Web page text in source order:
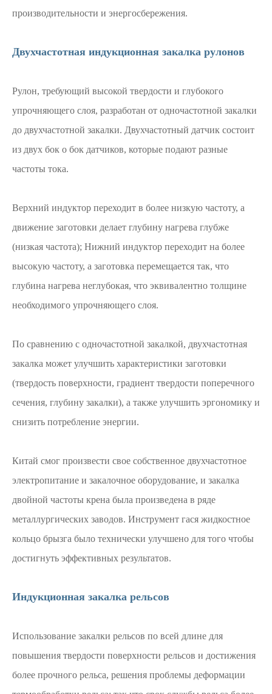
производительности и энергосбережения.
Двухчастотная индукционная закалка рулонов
Рулон, требующий высокой твердости и глубокого
упрочняющего слоя, разработан от одночастотной закалки
до двухчастотной закалки. Двухчастотный датчик состоит
из двух бок о бок датчиков, которые подают разные
частоты тока.
Верхний индуктор переходит в более низкую частоту, а
движение заготовки делает глубину нагрева глубже
(низкая частота); Нижний индуктор переходит на более
высокую частоту, а заготовка перемещается так, что
глубина нагрева неглубокая, что эквивалентно толщине
необходимого упрочняющего слоя.
По сравнению с одночастотной закалкой, двухчастотная
закалка может улучшить характеристики заготовки
(твердость поверхности, градиент твердости поперечного
сечения, глубину закалки), а также улучшить эргономику и
снизить потребление энергии.
Китай смог произвести свое собственное двухчастотное
электропитание и закалочное оборудование, и закалка
двойной частоты крена была произведена в ряде
металлургических заводов. Инструмент гася жидкостное
кольцо брызга было технически улучшено для того чтобы
достигнуть эффективных результатов.
Индукционная закалка рельсов
Использование закалки рельсов по всей длине для
повышения твердости поверхности рельсов и достижения
более прочного рельса, решения проблемы деформации